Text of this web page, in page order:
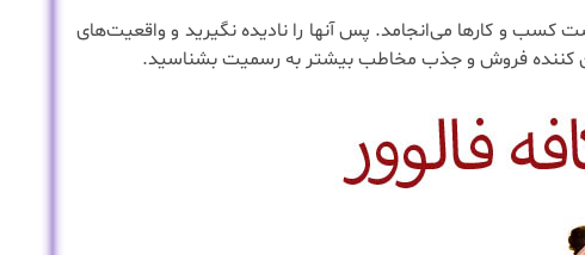
کسب و کار‌ها می‌انجامد. پس آنها را نادیده نگیرید و واقعیت‌های
کننده فروش و جذب مخاطب بیشتر به رسمیت بشناسید.